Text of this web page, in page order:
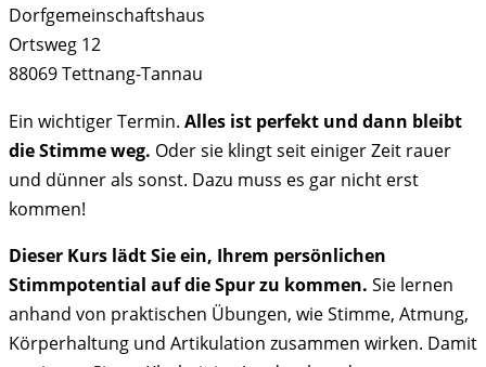
Dorfgemeinschaftshaus
Ortsweg 12
88069 Tettnang-Tannau
Ein wichtiger Termin. Alles ist perfekt und dann bleibt
die Stimme weg. Oder sie klingt seit einiger Zeit rauer
und dünner als sonst. Dazu muss es gar nicht erst
kommen!
Dieser Kurs lädt Sie ein, Ihrem persönlichen
Stimmpotential auf die Spur zu kommen. Sie lernen
anhand von praktischen Übungen, wie Stimme, Atmung,
Körperhaltung und Artikulation zusammen wirken. Damit